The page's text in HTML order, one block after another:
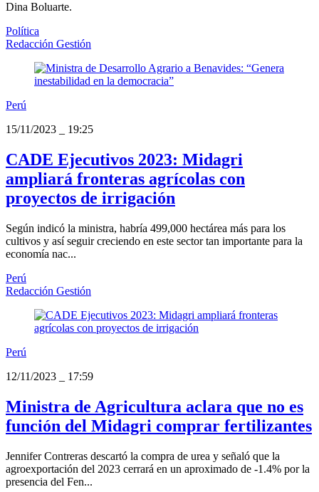
Dina Boluarte.
Política
Redacción Gestión
Perú
15/11/2023
19:25
CADE Ejecutivos 2023: Midagri
ampliará fronteras agrícolas con
proyectos de irrigación
Según indicó la ministra, habría 499,000 hectárea más para los
cultivos y así seguir creciendo en este sector tan importante para la
economía nac...
Perú
Redacción Gestión
Perú
12/11/2023
17:59
Ministra de Agricultura aclara que no es
función del Midagri comprar fertilizantes
Jennifer Contreras descartó la compra de urea y señaló que la
agroexportación del 2023 cerrará en un aproximado de -1.4% por la
presencia del Fen...